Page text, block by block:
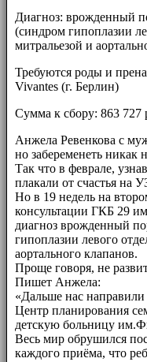
Диагноз: врожденный
(синдром гипоплазии
митральезой и
Требуются роды и
Vivantes (г. Берлин)
Сумма к сбору: 863 727
Анжела Ревенкова с
но забеременеть никак
Так что в феврале,
плакали от счастья на
Но в 19 недель на
консультации ГКБ 29
диагноз врожденный
гипоплазии левого
аортального клапанов.
Проще говоря, не
Пишет Анжела:
«Дальше нас направили
Центр планирования
детскую больницу
Весь мир обрушился
каждого приёма, что